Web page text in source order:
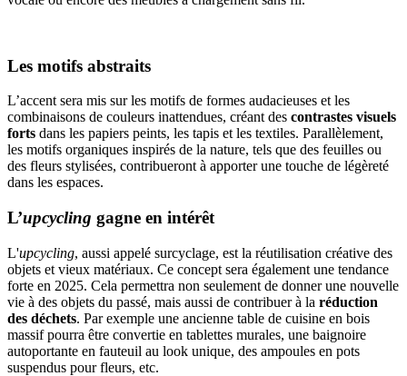
Les motifs abstraits
L’accent sera mis sur les motifs de formes audacieuses et les
combinaisons de couleurs inattendues, créant des contrastes visuels
forts dans les papiers peints, les tapis et les textiles. Parallèlement,
les motifs organiques inspirés de la nature, tels que des feuilles ou
des fleurs stylisées, contribueront à apporter une touche de légèreté
dans les espaces.
L’upcycling gagne en intérêt
L'upcycling, aussi appelé surcyclage, est la réutilisation créative des
objets et vieux matériaux. Ce concept sera également une tendance
forte en 2025. Cela permettra non seulement de donner une nouvelle
vie à des objets du passé, mais aussi de contribuer à la réduction
des déchets. Par exemple une ancienne table de cuisine en bois
massif pourra être convertie en tablettes murales, une baignoire
autoportante en fauteuil au look unique, des ampoules en pots
suspendus pour fleurs, etc.